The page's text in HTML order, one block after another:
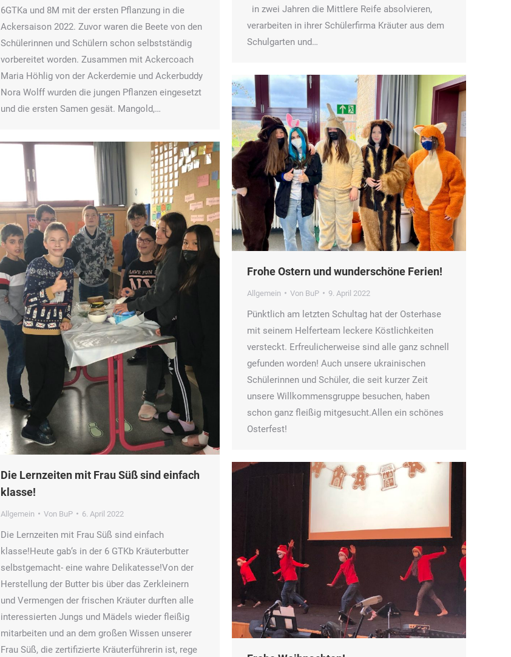
6GTKa und 8M mit der ersten Pflanzung in die
Ackersaison 2022. Zuvor waren die Beete von den
Schülerinnen und Schülern schon selbstständig
vorbereitet worden. Zusammen mit Ackercoach
Maria Höhlig von der Ackerdemie und Ackerbuddy
Nora Wolff wurden die jungen Pflanzen eingesetzt
und die ersten Samen gesät. Mangold,…
in zwei Jahren die Mittlere Reife absolvieren,
verarbeiten in ihrer Schülerfirma Kräuter aus dem
Schulgarten und…
Frohe Ostern und wunderschöne Ferien!
Allgemein Von BuP 9. April 2022
Pünktlich am letzten Schultag hat der Osterhase
mit seinem Helferteam leckere Köstlichkeiten
versteckt. Erfreulicherweise sind alle ganz schnell
gefunden worden! Auch unsere ukrainischen
Schülerinnen und Schüler, die seit kurzer Zeit
unsere Willkommensgruppe besuchen, haben
schon ganz fleißig mitgesucht.Allen ein schönes
Osterfest!
Die Lernzeiten mit Frau Süß sind einfach
klasse!
Allgemein Von BuP 6. April 2022
Die Lernzeiten mit Frau Süß sind einfach
klasse!Heute gab‘s in der 6 GTKb Kräuterbutter
selbstgemacht- eine wahre Delikatesse!Von der
Herstellung der Butter bis über das Zerkleinern
und Vermengen der frischen Kräuter durften alle
interessierten Jungs und Mädels wieder fleißig
mitarbeiten und an dem großen Wissen unserer
Frau Süß, die zertifizierte Kräuterführerin ist, rege